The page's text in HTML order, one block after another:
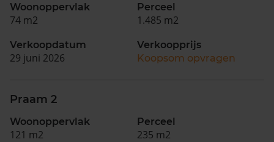
Woonoppervlak
74 m2
Perceel
1.485 m2
Verkoopdatum
29 juni 2026
Verkoopprijs
Koopsom opvragen
Praam 2
Woonoppervlak
121 m2
Perceel
235 m2